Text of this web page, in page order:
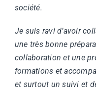
société.
Je suis ravi d’avoir
une très bonne
collaboration et une
formations et
et surtout un suivi et